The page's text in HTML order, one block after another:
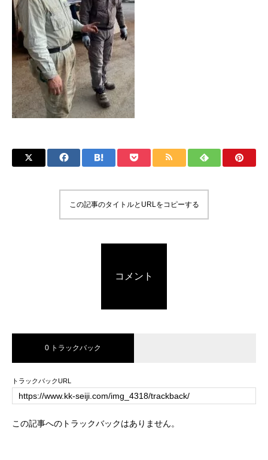
この記事のタイトルとURLをコピーする
コメント
0 トラックバック
トラックバックURL
この記事へのトラックバックはありません。